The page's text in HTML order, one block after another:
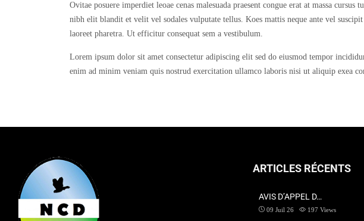
Ovitae posuere imperdiet leoae cenas malesuada praesent congue erat at massa
nibh elit blandit et velit vel sodales vulputate tellus. Koes mattis neque ante vel
laoreet pharetra. Ut efficitur consequat sem a vestibulum.
Lorem ipsum dolor sit amet consectetur adipiscing elit sed do eiusmod tempor
enim ad minim veniam quis nostrud exercitation ullamco laboris nisi ut aliquip exea
ARTICLES RÉCENTS
AVIS D’APPEL D…
09 Juil 26 197Views